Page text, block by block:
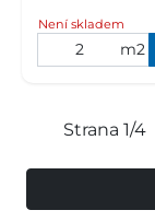
Není skladem
m2
Strana 1/4